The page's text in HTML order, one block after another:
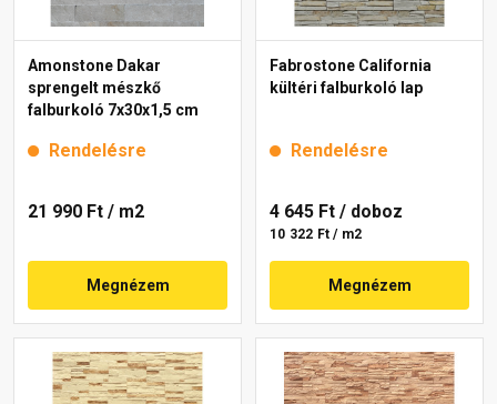
Amonstone Dakar
sprengelt mészkő
falburkoló 7x30x1,5 cm
Rendelésre
21 990 Ft / m2
Megnézem
Fabrostone California
kültéri falburkoló lap
Rendelésre
4 645 Ft / doboz
10 322 Ft / m2
Megnézem